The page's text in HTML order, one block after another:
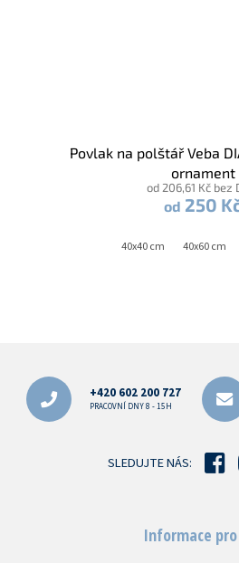
Povlak na polštář Veba
ornament
od 206,61 Kč bez
od 250
40x40 cm 40x60 cm
+420 602 200 727
PRACOVNÍ DNY 8 - 15H
SLEDUJTE NÁS:
Informace